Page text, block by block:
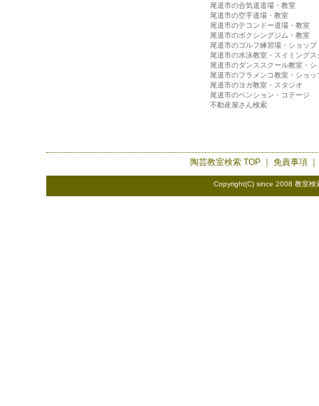
尾道市の合気道道場・教室
尾道市の空手道場・教室
尾道市のテコンドー道場・教室
尾道市のボクシングジム・教室
尾道市のゴルフ練習場・ショップ
尾道市の水泳教室・スイミングス
尾道市のダンススクール教室・シ
尾道市のフラメンコ教室・ショッ
尾道市のヨガ教室・スタジオ
尾道市のペンション・コテージ
不動産屋さん検索
陶芸教室検索TOP ｜ 免責事項
Copyright(C) since 2008 教室検